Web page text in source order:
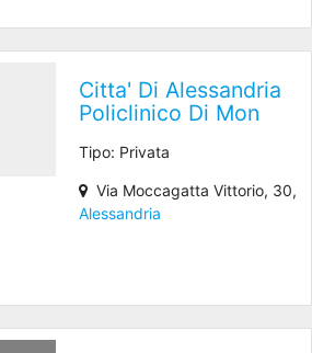
Citta' Di Alessandria
Policlinico Di Mon
Tipo: Privata
Via Moccagatta Vittorio, 30,
Alessandria